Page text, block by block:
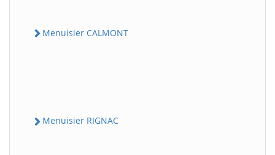
Menuisier CALMONT
Menuisier RIGNAC